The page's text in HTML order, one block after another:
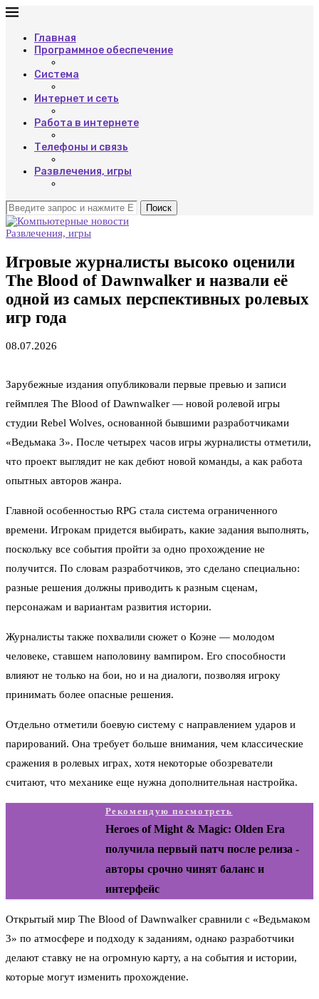
Главная
Программное обеспечение
Система
Интернет и сеть
Работа в интернете
Телефоны и связь
Развлечения, игры
Поиск
Развлечения, игры
Игровые журналисты высоко оценили
The Blood of Dawnwalker и назвали её
одной из самых перспективных ролевых
игр года
08.07.2026
Зарубежные издания опубликовали первые превью и записи
геймплея The Blood of Dawnwalker — новой ролевой игры
студии Rebel Wolves, основанной бывшими разработчиками
«Ведьмака 3». После четырех часов игры журналисты отметили,
что проект выглядит не как дебют новой команды, а как работа
опытных авторов жанра.
Главной особенностью RPG стала система ограниченного
времени. Игрокам придется выбирать, какие задания выполнять,
поскольку все события пройти за одно прохождение не
получится. По словам разработчиков, это сделано специально:
разные решения должны приводить к разным сценам,
персонажам и вариантам развития истории.
Журналисты также похвалили сюжет о Коэне — молодом
человеке, ставшем наполовину вампиром. Его способности
влияют не только на бои, но и на диалоги, позволяя игроку
принимать более опасные решения.
Отдельно отметили боевую систему с направлением ударов и
парирований. Она требует больше внимания, чем классические
сражения в ролевых играх, хотя некоторые обозреватели
считают, что механике еще нужна дополнительная настройка.
Рекомендую посмотреть
Heroes of Might & Magic: Olden Era
получила первый патч после релиза -
авторы срочно чинят баланс и
интерфейс
Открытый мир The Blood of Dawnwalker сравнили с «Ведьмаком
3» по атмосфере и подходу к заданиям, однако разработчики
делают ставку не на огромную карту, а на события и истории,
которые могут изменить прохождение.